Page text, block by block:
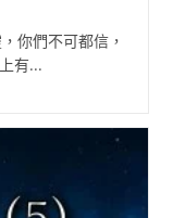
你們不可都信，
有...